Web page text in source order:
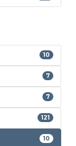
10
7
7
121
10